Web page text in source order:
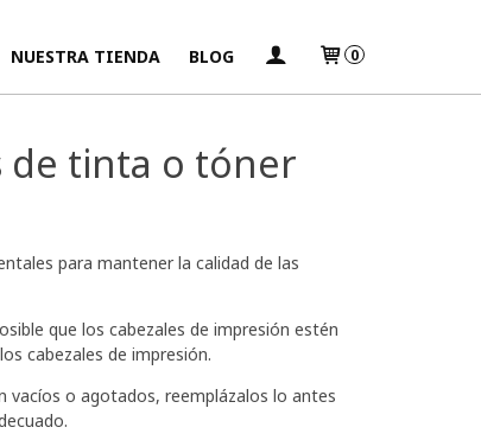
NUESTRA TIENDA BLOG 0
de tinta o tóner
para mantener la calidad de las
que los cabezales de impresión estén
cabezales de impresión.
vacíos o agotados, reemplázalos lo antes